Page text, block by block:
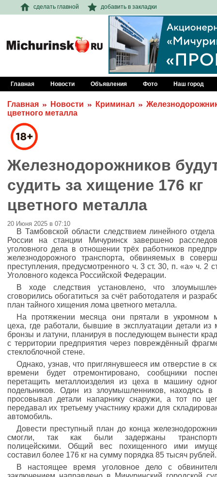
сделать главной добавить в закладки
Главная Новости Объявления Фото Наш город
Главная Новости Криминал
цветного металла
Железнодорожников
судить за хищение 176 кг
цветного металла
20 Июня 2025 в 07:10
В Тамбовской области следствием линейного
России на станции Мичуринск завершено
уголовного дела в отношении трёх работников
железнодорожного транспорта, обвиняемых в
преступления, предусмотренного ч. 3 ст. 30, п. «а» ч. 2
Уголовного кодекса Российской Федерации.
В ходе следствия установлено, что
сговорились обогатиться за счёт работодателя и
план тайного хищения лома цветного металла.
На протяжении месяца они прятали в укромном
цеха, где работали, бывшие в эксплуатации детали из
бронзы и латуни, планируя в последующем вынести
с территории предприятия через повреждённый
стеклоблочной стене.
Однако, узнав, что приглянувшееся им отверстие в
времени будет отремонтировано, сообщники
перетащить металлоизделия из цеха в машину
подельников. Один из злоумышленников, находясь в
просовывал детали напарнику снаружи, а тот по
передавал их третьему участнику кражи для
автомобиль.
Довести преступный план до конца
смогли, так как были задержаны
полицейскими. Общий вес похищенного ими
составил более 176 кг на сумму порядка 85 тысяч рублей.
В настоящее время уголовное дело с